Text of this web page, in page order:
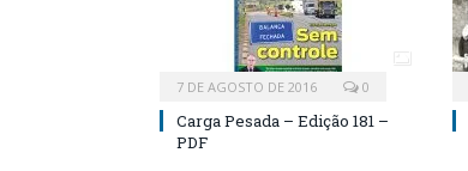
7 DE AGOSTO DE 2016 0
Carga Pesada – Edição 181 –
PDF